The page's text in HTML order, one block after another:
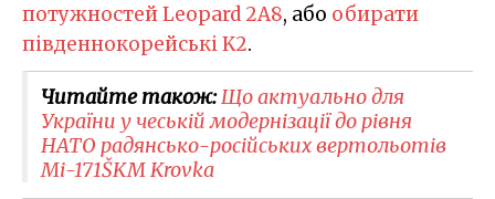
потужностей Leopard 2A8, або обирати
південнокорейські K2.
Читайте також:Що актуально для
України у чеській модернізації до рівня
НАТО радянсько-російських вертольотів
Мі-171ŠKM Krovka